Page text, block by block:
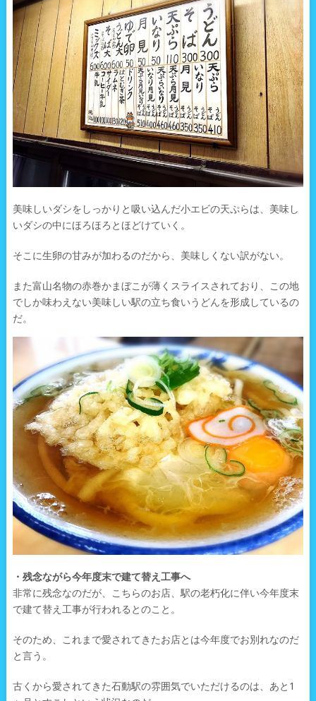
美味しいダシをしっかりと吸い込んだ小エビの天ぷらは、美味し
いダシの中にほろほろとほどけていく。
そこに生卵の甘みが加わるのだから、美味しくない訳がない。
また富山名物の赤巻かまぼこが薄くスライスされており、この地
でしか味わえない美味しい駅の立ち食いうどんを形成しているの
だ。
・残念ながら今年度末で建て替え工事へ
非常に残念なのだが、こちらのお店、駅の老朽化に伴い今年度末
で建て替え工事が行われるとのこと。
そのため、これまで愛されてきたお店とは今年度でお別れなのだ
と言う。
古くから愛されてきた石動駅の雰囲気でいただけるのは、あと1